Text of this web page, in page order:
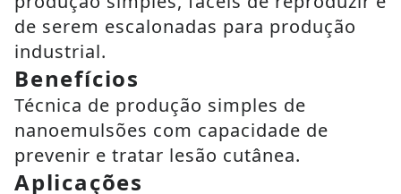
de serem escalonadas para produção
industrial.
Benefícios
Técnica de produção simples de
nanoemulsões com capacidade de
prevenir e tratar lesão cutânea.
Aplicações